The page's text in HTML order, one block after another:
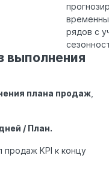
рядов с
выполнения
плана продаж
/ План.
продаж KPI к концу